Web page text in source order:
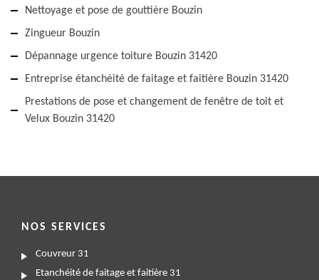
Nettoyage et pose de gouttière Bouzin
Zingueur Bouzin
Dépannage urgence toiture Bouzin 31420
Entreprise étanchéité de faitage et faitière Bouzin 31420
Prestations de pose et changement de fenêtre de toit et
Velux Bouzin 31420
NOS SERVICES
Couvreur 31
Etanchéité de faitage et faitière 31